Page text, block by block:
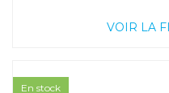
VOIR LA
En stock